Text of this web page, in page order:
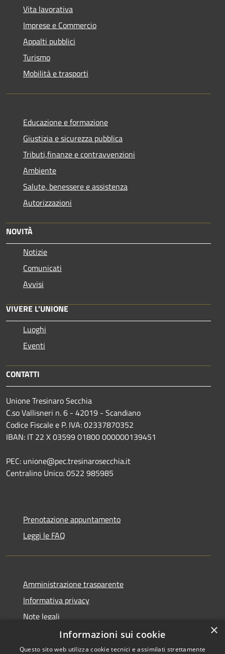
Vita lavorativa
Imprese e Commercio
Appalti pubblici
Turismo
Mobilità e trasporti
Educazione e formazione
Giustizia e sicurezza pubblica
Tributi,finanze e contravvenzioni
Ambiente
Salute, benessere e assistenza
Autorizzazioni
NOVITÀ
Notizie
Comunicati
Avvisi
VIVERE L'UNIONE
Luoghi
Eventi
CONTATTI
Unione Tresinaro Secchia
C.so Vallisneri n. 6 - 42019 - Scandiano
Codice Fiscale e P. IVA: 02337870352
IBAN: IT 22 X 03599 01800 000000139451
PEC: unione@pec.tresinarosecchia.it
Centralino Unico: 0522 985985
Prenotazione appuntamento
Leggi le FAQ
Amministrazione trasparente
Informativa privacy
Note legali
Dichiarazione di accessibilità
×
Informazioni sui cookie
Questo sito web utilizza cookie tecnici e assimilati strettamente